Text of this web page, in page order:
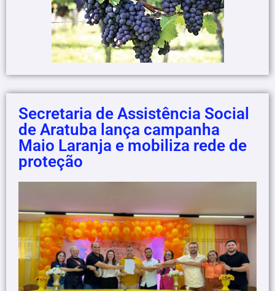
Secretaria de Assistência Social
de Aratuba lança campanha
Maio Laranja e mobiliza rede de
proteção